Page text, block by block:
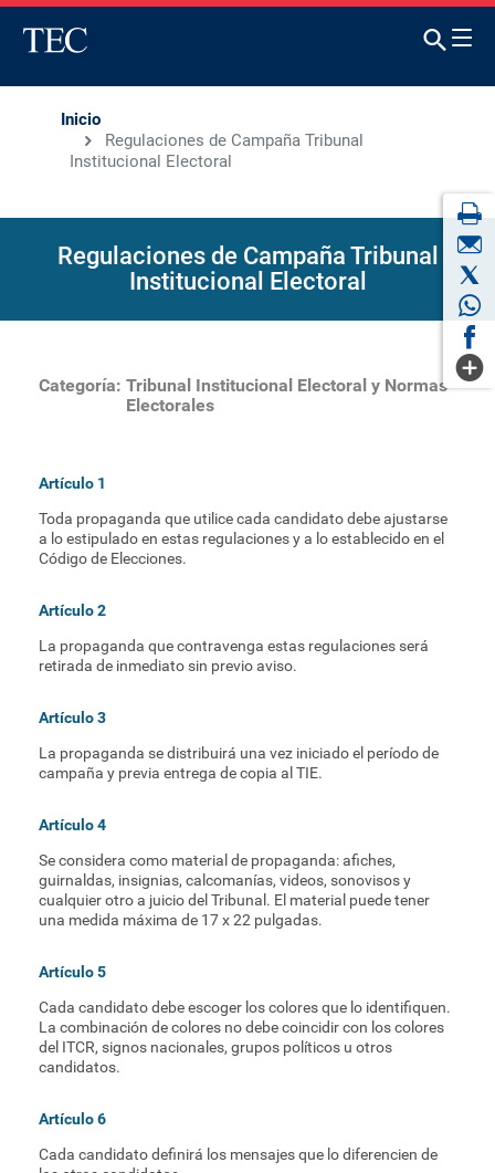
Inicio
Regulaciones de Campaña Tribunal
Institucional Electoral
Regulaciones de Campaña Tribunal
Institucional Electoral
Categoría: Tribunal Institucional Electoral y Normas
Electorales
Artículo 1
Toda propaganda que utilice cada candidato debe ajustarse
a lo estipulado en estas regulaciones y a lo establecido en el
Código de Elecciones.
Artículo 2
La propaganda que contravenga estas regulaciones será
retirada de inmediato sin previo aviso.
Artículo 3
La propaganda se distribuirá una vez iniciado el período de
campaña y previa entrega de copia al TIE.
Artículo 4
Se considera como material de propaganda: afiches,
guirnaldas, insignias, calcomanías, videos, sonovisos y
cualquier otro a juicio del Tribunal. El material puede tener
una medida máxima de 17 x 22 pulgadas.
Artículo 5
Cada candidato debe escoger los colores que lo identifiquen.
La combinación de colores no debe coincidir con los colores
del ITCR, signos nacionales, grupos políticos u otros
candidatos.
Artículo 6
Cada candidato definirá los mensajes que lo diferencien de